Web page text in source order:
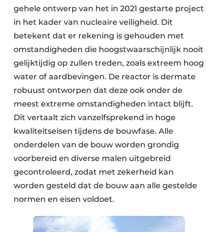
gehele ontwerp van het in 2021 gestarte project
in het kader van nucleaire veiligheid. Dit
betekent dat er rekening is gehouden met
omstandigheden die hoogstwaarschijnlijk nooit
gelijktijdig op zullen treden, zoals extreem hoog
water of aardbevingen. De reactor is dermate
robuust ontworpen dat deze ook onder de
meest extreme omstandigheden intact blijft.
Dit vertaalt zich vanzelfsprekend in hoge
kwaliteitseisen tijdens de bouwfase. Alle
onderdelen van de bouw worden grondig
voorbereid en diverse malen uitgebreid
gecontroleerd, zodat met zekerheid kan
worden gesteld dat de bouw aan alle gestelde
normen en eisen voldoet.